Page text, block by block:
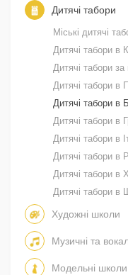
Дитячі табори
Міські дитячі
Дитячі табори в
Дитячі табори
Дитячі табори в
Дитячі табори в
Дитячі табори в
Дитячі табори в
Дитячі табори в
Дитячі табори в
Дитячі табори в
Художні школи
Музичні та
Модельні школи